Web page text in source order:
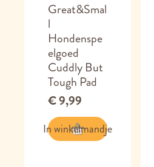
Great&Smal
l
Hondenspe
elgoed
Cuddly But
Tough Pad
€ 9,99
In winkelmandje